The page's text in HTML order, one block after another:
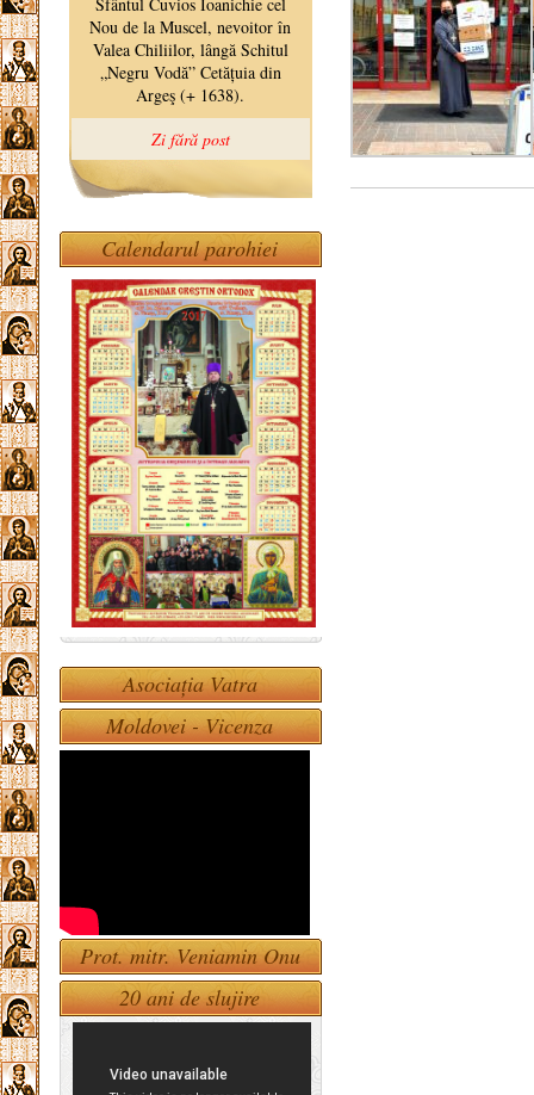
Calendarul parohiei
Asociația Vatra
Moldovei - Vicenza
Prot. mitr. Veniamin Onu
20 ani de slujire